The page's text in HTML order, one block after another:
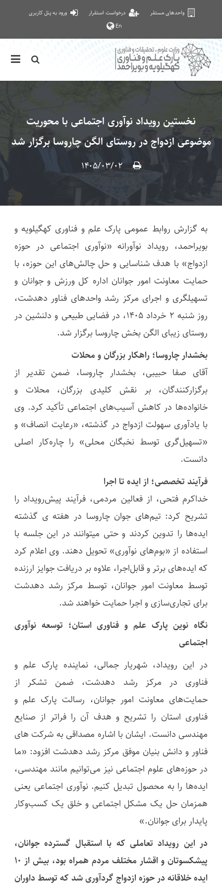
واحدهای مستقر درخواست استقرار
ورود به پنل کاربری
En
نخستین رویداد نوآوری اجتماعی با محوریت
موضوعی ازدواج در روستای الگن چاروسا برگزار شد
۱۴۰۵/۰۳/۰۲
به گزارش روابط عمومی پارک علم و فناوری کهگیلویه و
بویراحمد، رویداد نوآورانه «نوآوری اجتماعی در حوزه
ازدواج» با هدف شناسایی و حل چالش‌های این حوزه، با
حمایت معاونت امور جوانان اداره کل ورزش و جوانان و
تسهیلگری و اجرای مرکز رشد واحدهای فناور دهدشت،
روز شنبه 2 خرداد 1405، در فضایی طبیعی و دلنشین در
روستای زیبای الگن بخش چاروسا برگزار شد.
بخشدار چاروسا؛ راهکار بزرگان و محلات
آقای صفا حبیبی، بخشدار چاروسا، ضمن تقدیر از
برگزارکنندگان، بر نقش کلیدی بزرگان، محلات و
خانواده‌ها در کاهش آسیب‌های اجتماعی تأکید کرد. وی
با یادآوری سهولت ازدواج در گذشته، «رعایت انصاف» و
«تسهیل‌گری توسط نخبگان محلی» را چاره‌کار اصلی
دانست.
فرآیند تخصصی؛ از ایده تا اجرا
خداکرم فتحی، از فعالین مردمی، فرآیند پیش‌رویداد را
تشریح کرد: تیم‌های جوان چاروسا در هفته‌ ی گذشته
ایده‌ها را تدوین کردند و حتی میتوانند در این جلسه با
استفاده از «بوم‌های نوآوری» تحویل دهند. وی اعلام کرد
که ایده‌های برتر و قابل‌اجرا، علاوه بر دریافت جوایز ارزنده
توسط معاونت امور جوانان، توسط مرکز رشد دهدشت
برای تجاری‌سازی و اجرا حمایت خواهند شد.
نگاه نوین پارک علم و فناوری استان؛ توسعه نوآوری
اجتماعی
در این رویداد، شهریار جمالی، نماینده پارک علم و
فناوری در مرکز رشد دهدشت، ضمن تشکر از
حمایت‌های معاونت امور جوانان، رسالت پارک علم و
فناوری استان را تشریح و هدف آن را فراتر از صنایع
مهندسی دانست. ایشان با اشاره مصداقی به شرکت های
فناور و دانش بنیان موفق مرکز رشد دهدشت افزود: «ما
در حوزه‌های علوم اجتماعی نیز می‌توانیم مانند مهندسی،
ایده‌ها را به محصول تبدیل کنیم. نوآوری اجتماعی یعنی
همزمان حل یک مشکل اجتماعی و خلق یک کسب‌وکار
پایدار برای جوانان.»
در این رویداد تعاملی که با استقبال گسترده جوانان،
پیشکسوتان و اقشار مختلف مردم همراه بود، بیش از ۱۰
ایده خلاقانه در حوزه ازدواج گردآوری شد که توسط داوران